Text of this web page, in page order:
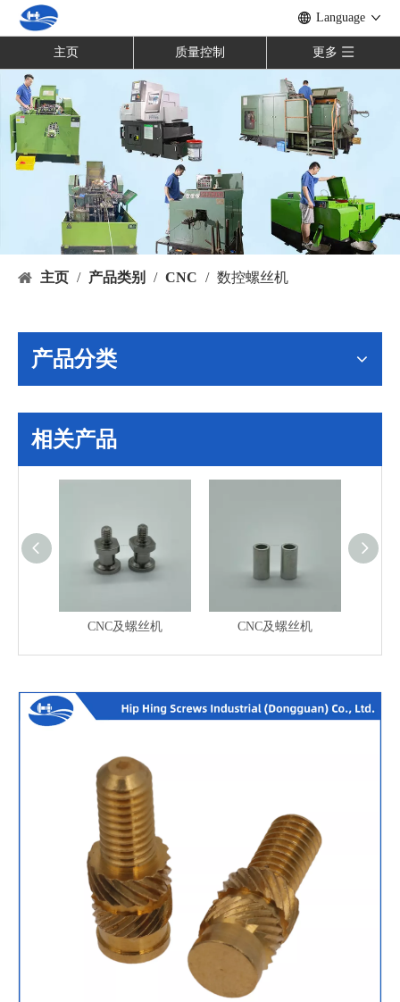
Language
主页 质量控制 更多
主页 / 产品类别 / CNC / 数控螺丝机
产品分类
相关产品
CNC及螺丝机 CNC及螺丝机